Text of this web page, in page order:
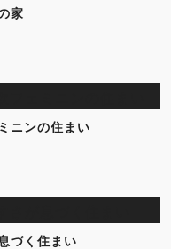
家
ニンの住まい
づく住まい